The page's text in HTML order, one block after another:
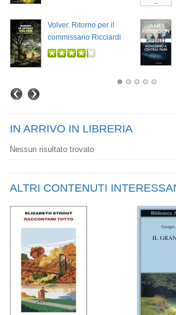
Volver. Ritorno per il
commissario Ricciardi
IN ARRIVO IN LIBRERIA
Nessun risultato trovato
ALTRI CONTENUTI